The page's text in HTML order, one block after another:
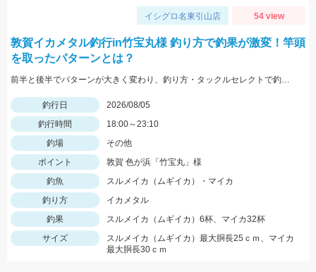
イシグロ名東引山店 54 view
敦賀イカメタル釣行in竹宝丸様 釣り方で釣果が激変！竿頭
を取ったパターンとは？
前半と後半でパターンが大きく変わり、釣り方・タックルセレクトで釣果に差が出た日でした。最近の傾向としてケイムラ系カラーは必須ですので必ず持って行ってください。
釣行日
2026/08/05
釣行時間
18:00～23:10
釣場
その他
ポイント
敦賀 色が浜「竹宝丸」様
釣魚
スルメイカ（ムギイカ）・マイカ
釣り方
イカメタル
釣果
スルメイカ（ムギイカ）6杯、マイカ32杯
サイズ
スルメイカ（ムギイカ）最大胴長25ｃｍ、マイカ
最大胴長30ｃｍ